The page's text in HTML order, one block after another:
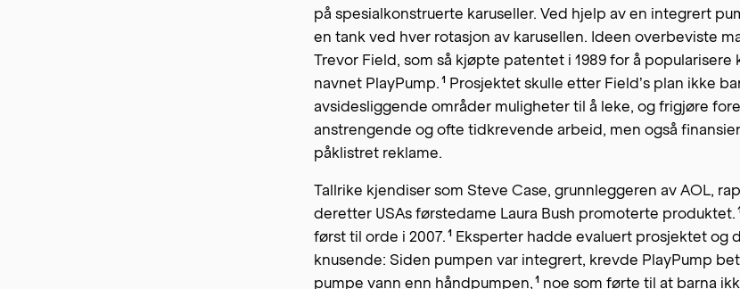
på spesialkonstruerte karuseller. Ved hjelp av en integrert
en tank ved hver rotasjon av karusellen. Ideen overbeviste
Trevor Field, som så kjøpte patentet i 1989 for å
navnet PlayPump. 1 Prosjektet skulle etter Field’s plan ikke
avsidesliggende områder muligheter til å leke, og frigjøre
anstrengende og ofte tidkrevende arbeid, men også
påklistret reklame.
Tallrike kjendiser som Steve Case, grunnleggeren av AOL,
deretter USAs førstedame Laura Bush promoterte produktet. 1
først til orde i 2007. 1 Eksperter hadde evaluert prosjektet og
knusende: Siden pumpen var integrert, krevde PlayPump
pumpe vann enn håndpumpen, 1 noe som førte til at barna